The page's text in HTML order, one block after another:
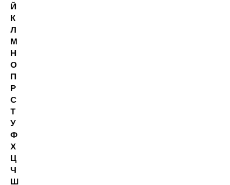
Й
К
Л
М
Н
О
П
Р
С
Т
У
Ф
Х
Ц
Ч
Ш